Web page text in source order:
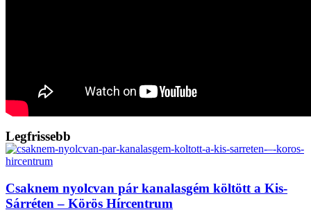
Legfrissebb
Csaknem nyolcvan pár kanalasgém költött a Kis-
Sárréten – Körös Hírcentrum